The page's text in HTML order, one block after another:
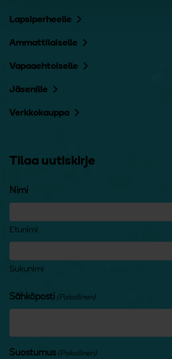
Lapsiperheelle
Ammattilaiselle
Vapaaehtoiselle
Jäsenille
Verkkokauppa
Tilaa uutiskirje
Nimi
Etunimi
Sukunimi
Sähköposti (Pakollinen)
Suostumus (Pakollinen)